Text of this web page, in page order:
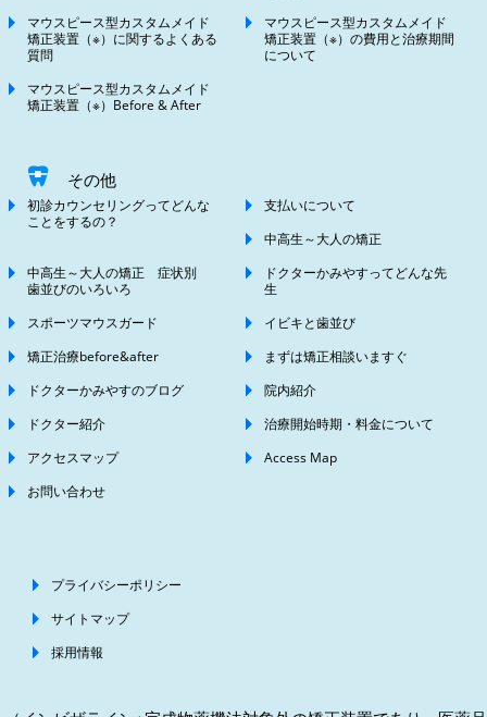
マウスピース型カスタムメイド
矯正装置（※）に関するよくある
質問
マウスピース型カスタムメイド
矯正装置（※）の費用と治療期間
について
マウスピース型カスタムメイド
矯正装置（※）Before & After
その他
初診カウンセリングってどんな
ことをするの？
支払いについて
中高生～大人の矯正
中高生～大人の矯正 症状別
歯並びのいろいろ
ドクターかみやすってどんな先
生
スポーツマウスガード
イビキと歯並び
矯正治療before&after
まずは矯正相談いますぐ
ドクターかみやすのブログ
院内紹介
ドクター紹介
治療開始時期・料金について
アクセスマップ
Access Map
お問い合わせ
プライバシーポリシー
サイトマップ
採用情報